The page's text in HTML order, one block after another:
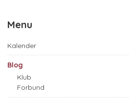
Menu
Kalender
Blog
Klub
Forbund